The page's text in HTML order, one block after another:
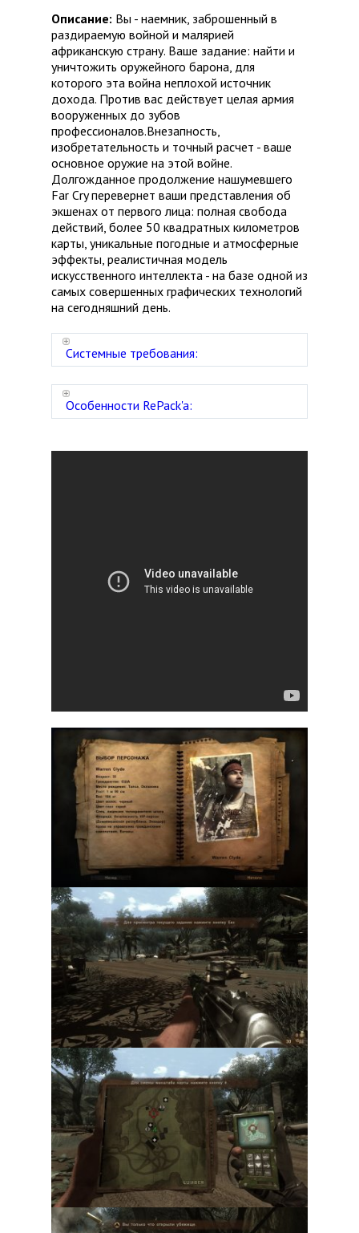
Описание: Вы - наемник, заброшенный в
раздираемую войной и малярией
африканскую страну. Ваше задание: найти и
уничтожить оружейного барона, для
которого эта война неплохой источник
дохода. Против вас действует целая армия
вооруженных до зубов
профессионалов.Внезапность,
изобретательность и точный расчет - ваше
основное оружие на этой войне.
Долгожданное продолжение нашумевшего
Far Cry перевернет ваши представления об
экшенах от первого лица: полная свобода
действий, более 50 квадратных километров
карты, уникальные погодные и атмосферные
эффекты, реалистичная модель
искусственного интеллекта - на базе одной из
самых совершенных графических технологий
на сегодняшний день.
Системные требования:
Особенности RePack'a: